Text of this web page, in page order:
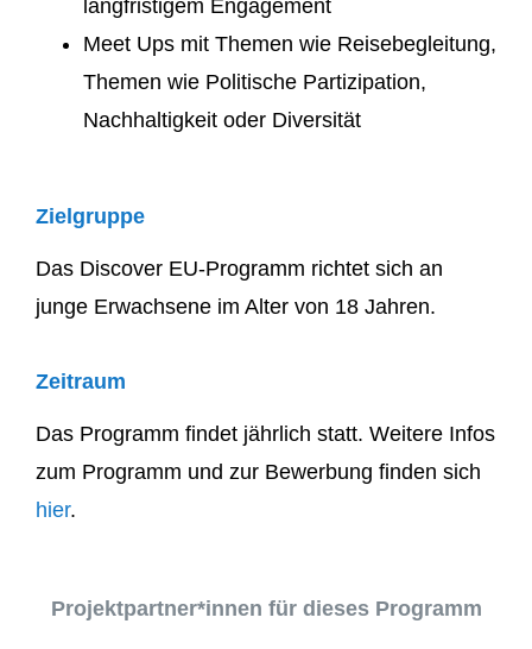
langfristigem Engagement
Meet Ups mit Themen wie Reisebegleitung,
Themen wie Politische Partizipation,
Nachhaltigkeit oder Diversität
Zielgruppe
Das Discover EU-Programm richtet sich an
junge Erwachsene im Alter von 18 Jahren.
Zeitraum
Das Programm findet jährlich statt. Weitere Infos
zum Programm und zur Bewerbung finden sich
hier.
Projektpartner*innen für dieses Programm